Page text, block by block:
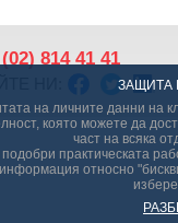
ЗАЩИТА
на личните данни на
която можете да
част на всяка
подобри практическата
относно
(02) 814 41 41